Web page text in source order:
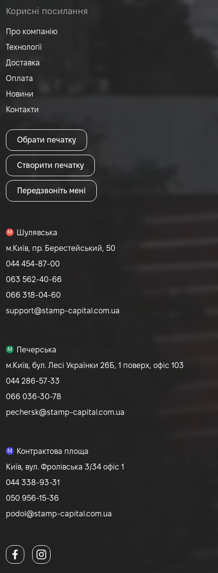
Корисні посилання
Про компанію
Технології
Доставка
Оплата
Новини
Контакти
Обрати печатку
Створити печатку
Передзвоніть мені
M
Шулявська
м.Київ, пр. Берестейський, 50
044 454-87-00
063 562-40-66
066 318-04-60
support@stamp-capital.com.ua
M
Печерська
м.Київ, бул. Лесі Українки 26Б, 1 поверх, офіс 103
044 286-57-33
066 036-30-78
pechersk@stamp-capital.com.ua
M
Контрактова площа
Київ, вул. Фролівська 3/34 офіс 1
044 338-93-31
050 956-15-36
podol@stamp-capital.com.ua